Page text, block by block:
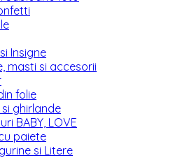
Insigne
masti si accesorii
folie
ghirlande
BABY, LOVE
paiete
si Litere